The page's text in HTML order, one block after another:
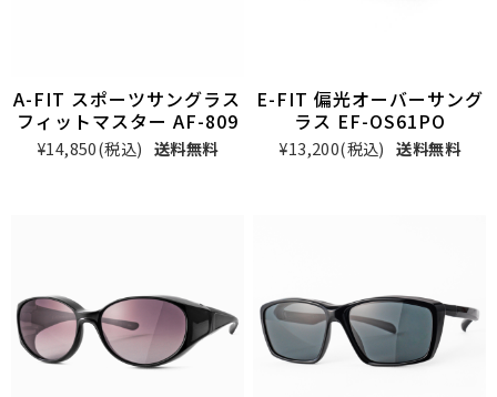
A-FIT スポーツサングラス
フィットマスター AF-809
¥14,850(税込) 送料無料
E-FIT 偏光オーバーサング
ラス EF-OS61PO
¥13,200(税込) 送料無料